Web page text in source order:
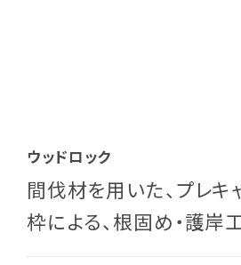
ウッドロック
間伐材を用いた、プレキ
枠による、根固め・護岸